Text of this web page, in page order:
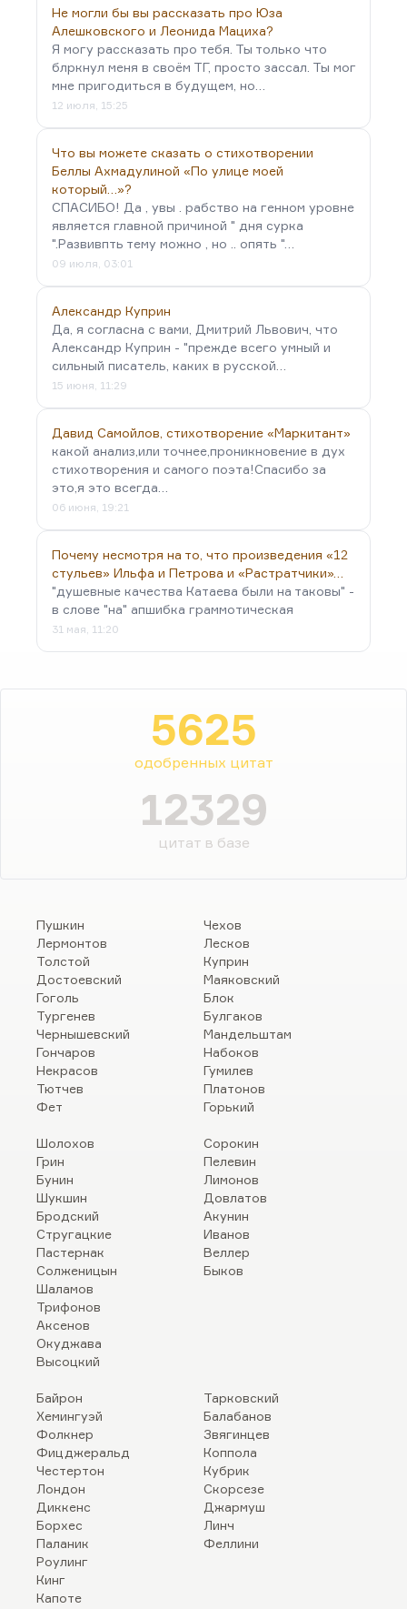
Не могли бы вы рассказать про Юза
Алешковского и Леонида Мациха?
Я могу рассказать про тебя. Ты только что
блркнул меня в своём ТГ, просто зассал. Ты мог
мне пригодиться в будущем, но…
12 июля, 15:25
Что вы можете сказать о стихотворении
Беллы Ахмадулиной «По улице моей
который…»?
СПАСИБО! Да , увы . рабство на генном уровне
является главной причиной " дня сурка
".Развивпть тему можно , но .. опять "…
09 июля, 03:01
Александр Куприн
Да, я согласна с вами, Дмитрий Львович, что
Александр Куприн - "прежде всего умный и
сильный писатель, каких в русской…
15 июня, 11:29
Давид Самойлов, стихотворение «Маркитант»
какой анализ,или точнее,проникновение в дух
стихотворения и самого поэта!Спасибо за
это,я это всегда…
06 июня, 19:21
Почему несмотря на то, что произведения «12
стульев» Ильфа и Петрова и «Растратчики»…
"душевные качества Катаева были на таковы" -
в слове "на" апшибка граммотическая
31 мая, 11:20
5625
одобренных цитат
12329
цитат в базе
Пушкин
Лермонтов
Толстой
Достоевский
Гоголь
Тургенев
Чернышевский
Гончаров
Некрасов
Тютчев
Фет
Чехов
Лесков
Куприн
Маяковский
Блок
Булгаков
Мандельштам
Набоков
Гумилев
Платонов
Горький
Шолохов
Грин
Бунин
Шукшин
Бродский
Стругацкие
Пастернак
Солженицын
Шаламов
Трифонов
Аксенов
Окуджава
Высоцкий
Сорокин
Пелевин
Лимонов
Довлатов
Акунин
Иванов
Веллер
Быков
Байрон
Хемингуэй
Фолкнер
Фицджеральд
Честертон
Лондон
Диккенс
Борхес
Паланик
Роулинг
Кинг
Капоте
Тарковский
Балабанов
Звягинцев
Коппола
Кубрик
Скорсезе
Джармуш
Линч
Феллини